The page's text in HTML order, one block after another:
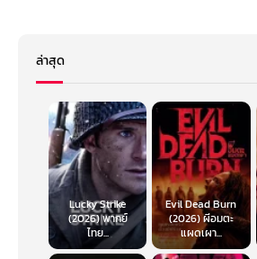
ล่าสุด
Lucky Strike
(2026) พากย์
ไทย...
Evil Dead Burn
(2026) ผีอมตะ
แผดเผา...